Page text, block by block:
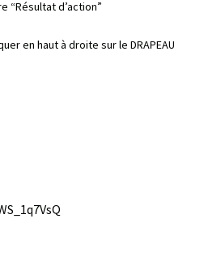
“Résultat d’action”
en haut à droite sur le DRAPEAU